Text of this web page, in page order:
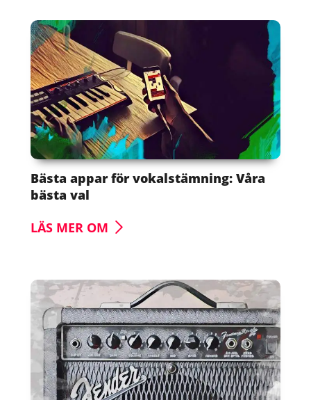
Bästa appar för vokalstämning: Våra
bästa val
LÄS MER OM